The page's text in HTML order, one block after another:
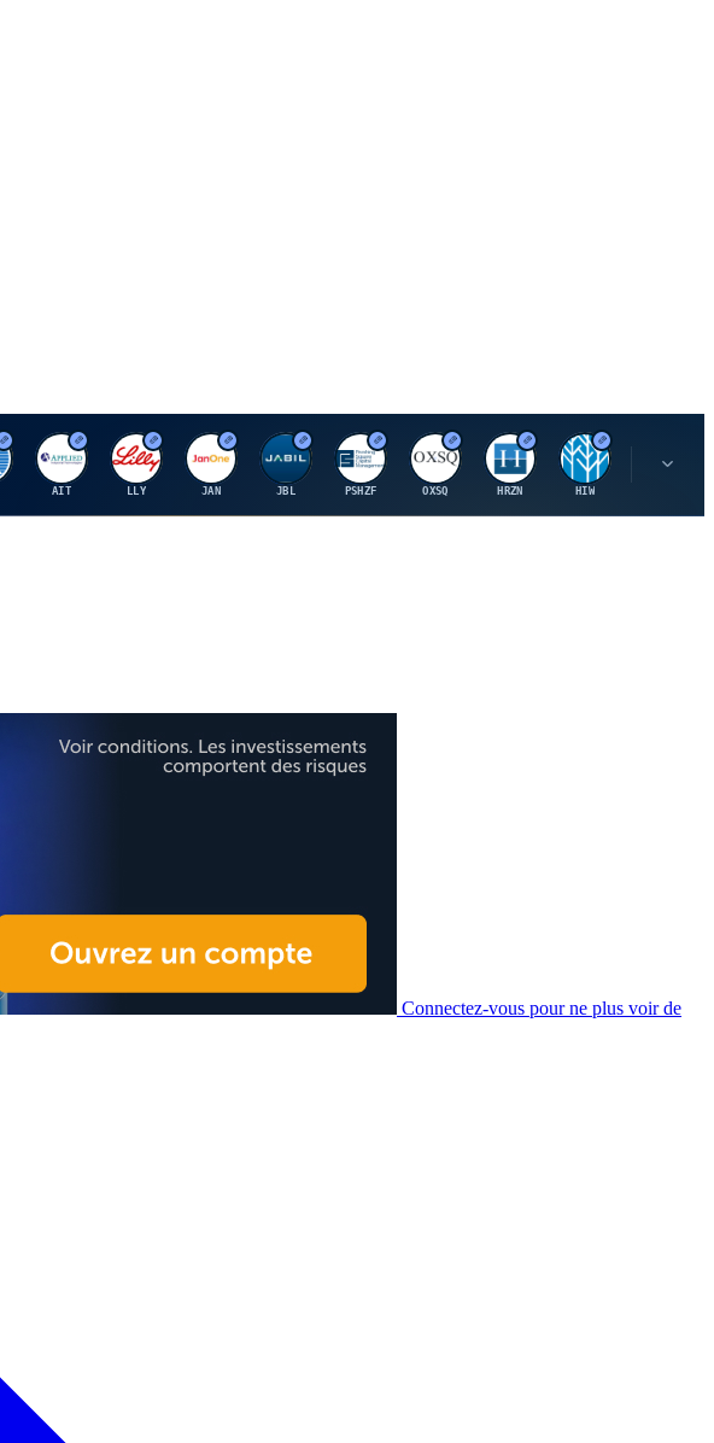
A
AIT
E
LLY
J
JAN
J
JBL
P
PSHZF
O
OXSQ
H
HRZN
H
HIW
U
Connectez-vous pour ne plus voir de